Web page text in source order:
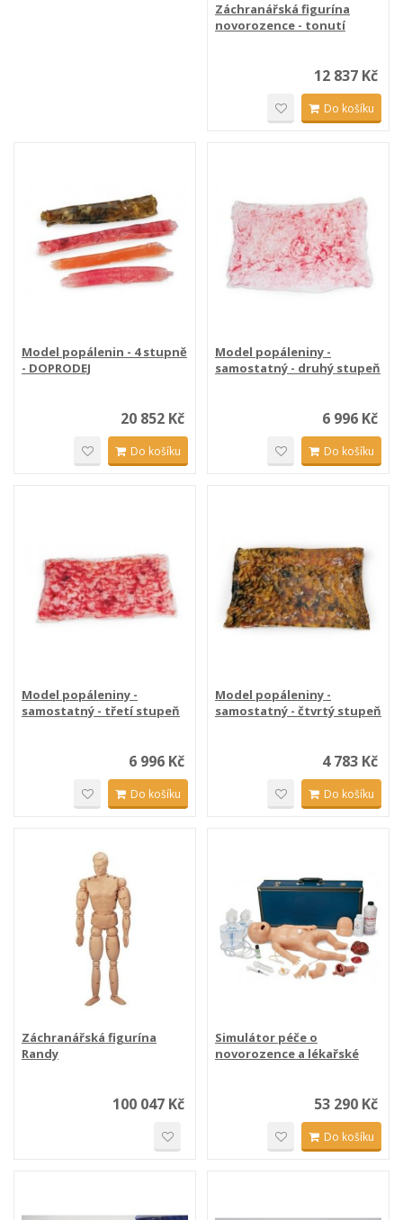
Záchranářská figurína
novorozence - tonutí
12 837 Kč
Do košíku
Model popálenin - 4 stupně
- DOPRODEJ
20 852 Kč
Do košíku
Model popáleniny -
samostatný - druhý stupeň
6 996 Kč
Do košíku
Model popáleniny -
samostatný - třetí stupeň
6 996 Kč
Do košíku
Model popáleniny -
samostatný - čtvrtý stupeň
4 783 Kč
Do košíku
Záchranářská figurína
Randy
100 047 Kč
Simulátor péče o
novorozence a lékařské
53 290 Kč
Do košíku